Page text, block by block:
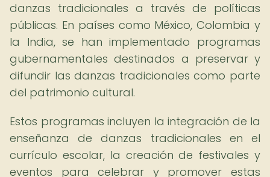
danzas tradicionales a través de políticas
públicas. En países como México, Colombia y
la India, se han implementado programas
gubernamentales destinados a preservar y
difundir las danzas tradicionales como parte
del patrimonio cultural.
Estos programas incluyen la integración de la
enseñanza de danzas tradicionales en el
currículo escolar, la creación de festivales y
eventos para celebrar y promover estas